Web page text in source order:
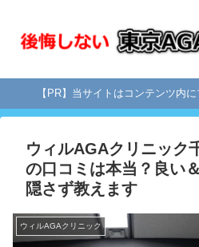
【PR】当サイトはコンテンツ内
ウィルAGAクリニック
の口コミは本当？良い
隠さず教えます
ウィルAGAクリニック